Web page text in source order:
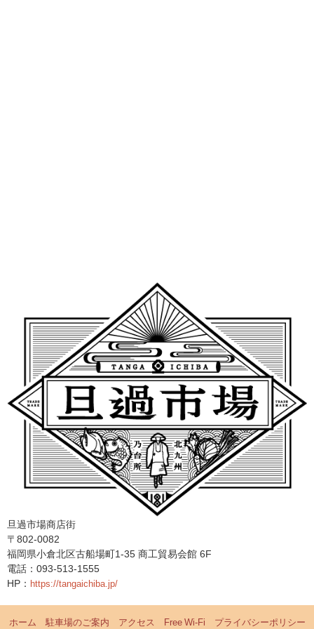
旦過市場商店街
〒802-0082
福岡県小倉北区古船場町1-35 商工貿易会館 6F
電話：093-513-1555
HP：
https://tangaichiba.jp/
ホーム 駐車場のご案内 アクセス Free Wi-Fi プライバシーポリシー